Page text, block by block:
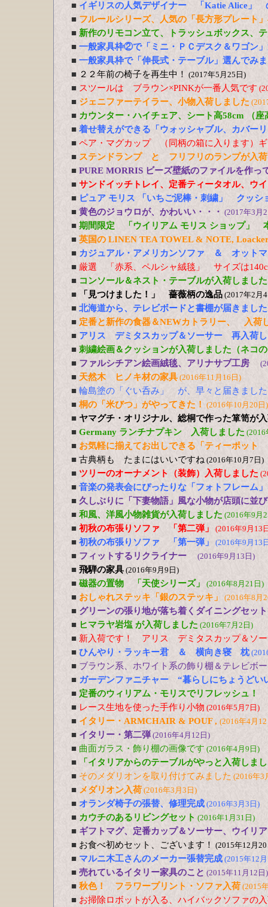
■ イギリスの人気デザイナー 「Katie Alice」
■ フルールシリーズ、人気の「長方形プレート
■ 新作のリモコン立て、トラッシュボックス、
■ 一般家具枠②で「ミニ・ＰＣデスク＆ワゴン
■ 一般家具枠で「伸長式・テーブル」選んでみ
■ ２２年前の椅子を再生中！ (2017年5月25日)
■ スツールは ブラウン×PINKが一番人気です
■ ジェニファーテイラー、小物入荷しました
■ カウンター・ハイチェア、シート高58cm （座
■ 着せ替えができる「ウォッシャブル、カバー
■ ペア・マグカップ （同柄の箱に入ります）
■ ステンドランプ と フリフリのランプが入荷
■ PURE MORRIS ビーズ壁紙のファイルを作っ
■ サンドイッチトレイ、定番ティータオル、ウ
■ ピュア モリス 「いちご泥棒・刺繍」 クッシ
■ 黄色のジョウロが、かわいい・・・ (2017年3月
■ 期間限定 「ウイリアム モリス ショップ」
■ 英国の LINEN TEA TOWEL & NOTE,
■ カジュアル・アメリカンソファ ＆ オット
■ 厳選 「赤系、ペルシャ絨毯」 サイズは
■ コンソール＆ネスト・テーブルが入荷しました
■ 「見つけました！」 薔薇柄の逸品 (2017年2月
■ 北海道から、テレビボードと書棚が届きました
■ 定番と新作の食器＆NEWカトラリー、 入荷
■ アリス デミタスカップ＆ソーサー 再入荷し
■ 刺繍絵画＆クッションが入荷しました（ネコ
■ ファルシチアン絵画絨毯、アリナサブ工房
■ 天然木 ヒノキ材の家具 (2016年11月16日)
■ 輪島塗の「ぐい呑み」 が、早々と届きました
■ 桐の「米びつ」がやってきた！ (2016年10月20日)
■ ヤマグチ・オリジナル、総桐で作った箪笥が
■ Germany ランチナプキン 入荷しました (2016
■ お気軽に揃えてお出しできる「ティーポッ
■ 古典柄も たまにはいいですね (2016年10月7日)
■ ツリーのオーナメント（装飾）入荷しました
■ 音楽の発表会にぴったりな「フォトフレーム
■ 久しぶりに「下妻物語」風な小物が店頭に並
■ 和風、洋風小物雑貨が入荷しました (2016年9月
■ 初秋の布張りソファ 「第二弾」 (2016年9月13
■ 初秋の布張りソファ 「第一弾」 (2016年9月13
■ フィットするリクライナー (2016年9月13日)
■ 飛騨の家具 (2016年9月9日)
■ 磁器の置物 「天使シリーズ」 (2016年8月21日)
■ おしゃれステッキ「銀のステッキ」 (2016年8月
■ グリーンの張り地が落ち着くダイニングセッ
■ ヒマラヤ岩塩 が入荷しました (2016年7月2日)
■ 新入荷です！ アリス デミタスカップ＆ソ
■ ひんやり・ラッキー君 ＆ 横向き寝 枕
■ ブラウン系、ホワイト系の飾り棚＆テレビボ
■ ガーデンファニチャー “暮らしにちょうど
■ 定番のウィリアム・モリスでリフレッシュ！
■ レース生地を使った手作り小物 (2016年5月7日)
■ イタリー・ARMCHAIR & POUF , (2016年4月
■ イタリー・第二弾 (2016年4月12日)
■ 曲面ガラス・飾り棚の画像です (2016年4月9日)
■
「イタリアからのテーブルがやっと入荷しま
■ そのメダリオンを取り付けてみました (2016年3
■ メダリオン入荷 (2016年3月3日)
■ オランダ椅子の張替、修理完成 (2016年3月3日)
■ カウチのあるリビングセット (2016年1月31日)
■ ギフトマグ、定番カップ＆ソーサー、ウイリ
■ お食べ初めセット、ございます！ (2015年12月
■ マルニ木工さんのメーカー張替完成 (2015年12
■ 売れているイタリー家具のこと (2015年11月12日)
■ 秋色！ フラワープリント・ソファ入荷 (2015
■ お掃除ロボットが入る、ハイバックソファの